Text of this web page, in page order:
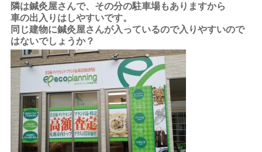
隣は鍼灸屋さんで、その分の駐車場もありますから
車の出入りはしやすいです。
同じ建物に鍼灸屋さんが入っているので入りやすいので
はないでしょうか？